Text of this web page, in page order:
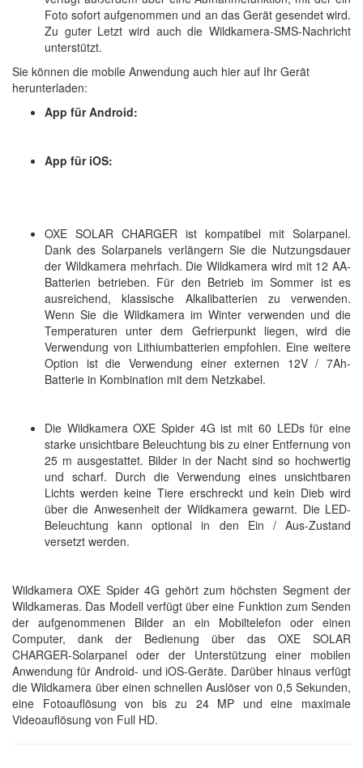
Foto sofort aufgenommen und an das Gerät gesendet wird.
Zu guter Letzt wird auch die Wildkamera-SMS-Nachricht
unterstützt.
Sie können die mobile Anwendung auch hier auf Ihr Gerät
herunterladen:
App für Android:
App für iOS:
OXE SOLAR CHARGER ist kompatibel mit Solarpanel.
Dank des Solarpanels verlängern Sie die Nutzungsdauer
der Wildkamera mehrfach. Die Wildkamera wird mit 12 AA-
Batterien betrieben. Für den Betrieb im Sommer ist es
ausreichend, klassische Alkalibatterien zu verwenden.
Wenn Sie die Wildkamera im Winter verwenden und die
Temperaturen unter dem Gefrierpunkt liegen, wird die
Verwendung von Lithiumbatterien empfohlen. Eine weitere
Option ist die Verwendung einer externen 12V / 7Ah-
Batterie in Kombination mit dem Netzkabel.
Die Wildkamera OXE Spider 4G ist mit 60 LEDs für eine
starke unsichtbare Beleuchtung bis zu einer Entfernung von
25 m ausgestattet. Bilder in der Nacht sind so hochwertig
und scharf. Durch die Verwendung eines unsichtbaren
Lichts werden keine Tiere erschreckt und kein Dieb wird
über die Anwesenheit der Wildkamera gewarnt. Die LED-
Beleuchtung kann optional in den Ein / Aus-Zustand
versetzt werden.
Wildkamera OXE Spider 4G gehört zum höchsten Segment der
Wildkameras. Das Modell verfügt über eine Funktion zum Senden
der aufgenommenen Bilder an ein Mobiltelefon oder einen
Computer, dank der Bedienung über das OXE SOLAR
CHARGER-Solarpanel oder der Unterstützung einer mobilen
Anwendung für Android- und iOS-Geräte. Darüber hinaus verfügt
die Wildkamera über einen schnellen Auslöser von 0,5 Sekunden,
eine Fotoauflösung von bis zu 24 MP und eine maximale
Videoauflösung von Full HD.